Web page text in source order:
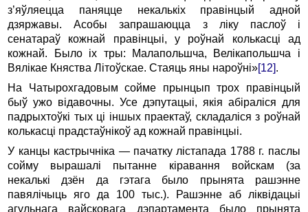
з’яўляецца паняцце некалькіх правінцый адной
дзяржавы. Асобы запрашаюцца з ліку паслоў і
сенатараў кожнай правінцыі, у роўнай колькасці ад
кожнай. Было іх тры: Малапольшча, Велікапольшча і
Вялікае Княства Літоўскае. Стаяць яны нароўні»[12].
На Чатырохгадовым сойме прынцып трох правінцый
быў ужо відавочны. Усе дэпутацыі, якія абіраліся для
падрыхтоўкі тых ці іншых праектаў, складаліся з роўнай
колькасці прадстаўнікоў ад кожнай правінцыі.
У канцы кастрычніка — пачатку лістапада 1788 г. паслы
сойму вырашалі пытанне кіравання войскам (за
некалькі дзён да гэтага было прынята рашэнне
павялічыць яго да 100 тыс.). Рашэнне аб ліквідацыі
агульнага вайсковага дэпартамента было прынята